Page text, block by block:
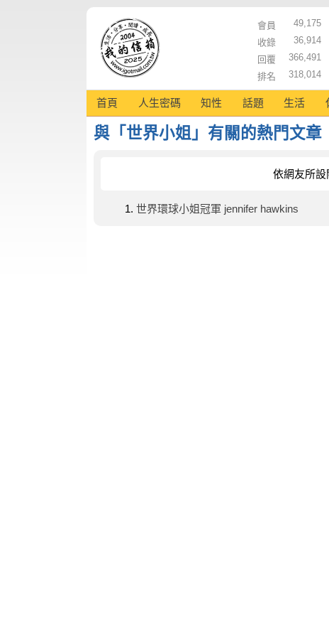
會員
49,175
收錄
36,914
回覆
366,491
排名
318,014
首頁 人生密碼 知性 話題 生活
與「世界小姐」有關的熱門文章
依網友所
世界環球小姐冠軍 jennifer hawkins